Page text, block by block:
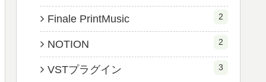
Finale PrintMusic 2
NOTION 2
VSTプラグイン 3